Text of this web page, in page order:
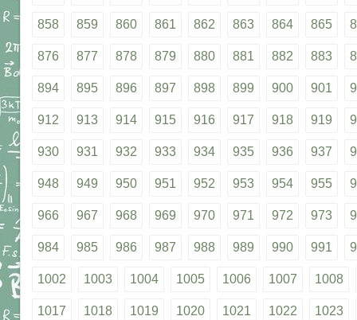
858 859 860 861 862 863 864 865
876 877 878 879 880 881 882 883
894 895 896 897 898 899 900 901
912 913 914 915 916 917 918 919
930 931 932 933 934 935 936 937
948 949 950 951 952 953 954 955
966 967 968 969 970 971 972 973
984 985 986 987 988 989 990 991
1002 1003 1004 1005 1006 1007 1008
1017 1018 1019 1020 1021 1022 1023